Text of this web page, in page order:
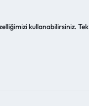
kullanabilirsiniz. Tek